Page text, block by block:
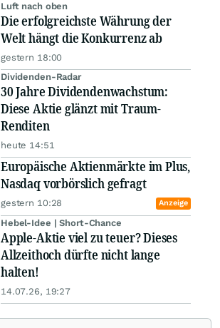
Luft nach oben
Die erfolgreichste Währung der
Welt hängt die Konkurrenz ab
gestern 18:00
Dividenden-Radar
30 Jahre Dividendenwachstum:
Diese Aktie glänzt mit Traum-
Renditen
heute 14:51
Europäische Aktienmärkte im Plus,
Nasdaq vorbörslich gefragt
gestern 10:28 Anzeige
Hebel-Idee | Short-Chance
Apple-Aktie viel zu teuer? Dieses
Allzeithoch dürfte nicht lange
halten!
14.07.26, 19:27